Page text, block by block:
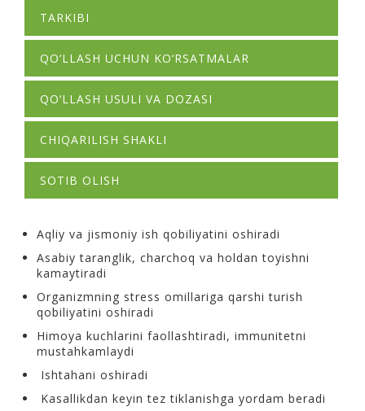
TARKIBI
QO‘LLASH UCHUN KO‘RSATMALAR
QO‘LLASH USULI VA DOZASI
CHIQARILISH SHAKLI
SOTIB OLISH
Aqliy va jismoniy ish qobiliyatini oshiradi
Asabiy taranglik, charchoq va holdan toyishni
kamaytiradi
Organizmning stress omillariga qarshi turish
qobiliyatini oshiradi
Himoya kuchlarini faollashtiradi, immunitetni
mustahkamlaydi
Ishtahani oshiradi
Kasallikdan keyin tez tiklanishga yordam beradi